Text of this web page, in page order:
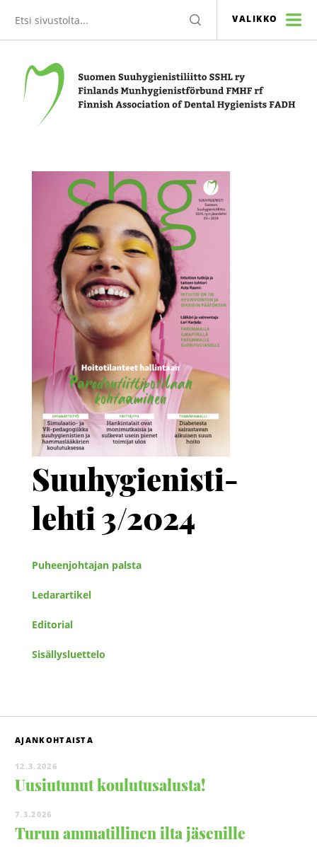
sivustolta
HAE VALIKKO
Suuhygienisti-
lehti 3/2024
Puheenjohtajan palsta
Ledarartikel
Editorial
Sisällysluettelo
AJANKOHTAISTA
12.3.2026
Uusiutunut koulutusalusta!
7.3.2026
Turun ammatillinen ilta jäsenille